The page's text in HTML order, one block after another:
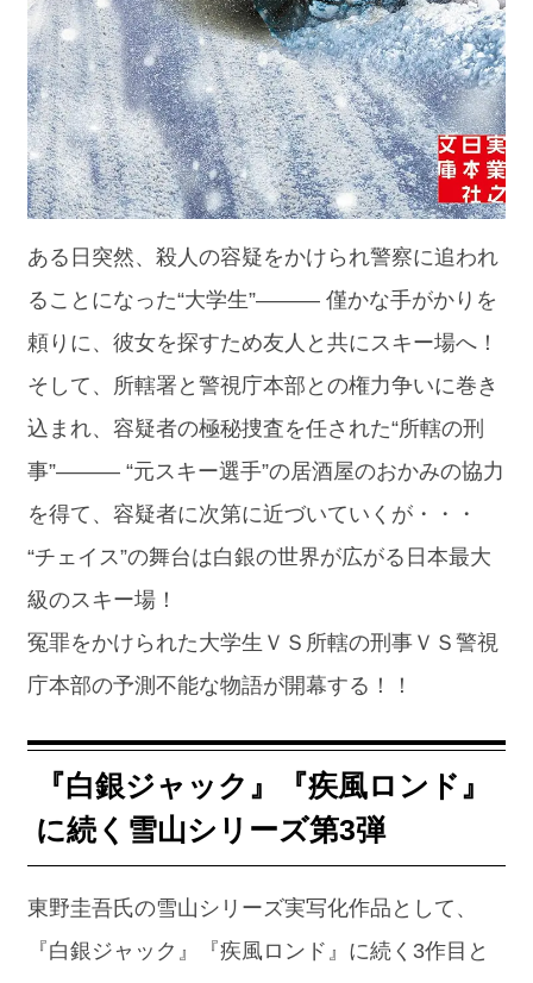
ある日突然、殺人の容疑をかけられ警察に追われ
ることになった“大学生”――― 僅かな手がかりを
頼りに、彼女を探すため友人と共にスキー場へ！
そして、所轄署と警視庁本部との権力争いに巻き
込まれ、容疑者の極秘捜査を任された“所轄の刑
事”――― “元スキー選手”の居酒屋のおかみの協力
を得て、容疑者に次第に近づいていくが・・・
“チェイス”の舞台は白銀の世界が広がる日本最大
級のスキー場！
冤罪をかけられた大学生ＶＳ所轄の刑事ＶＳ警視
庁本部の予測不能な物語が開幕する！！
『白銀ジャック』『疾風ロンド』
に続く雪山シリーズ第3弾
東野圭吾氏の雪山シリーズ実写化作品として、
『白銀ジャック』『疾風ロンド』に続く3作目と